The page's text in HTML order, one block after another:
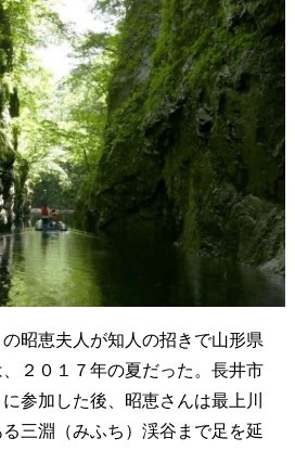
昭恵夫人が知人の招きで山形県
２０１７年の夏だった。長井市
参加した後、昭恵さんは最上川
三淵（みふち）渓谷まで足を延